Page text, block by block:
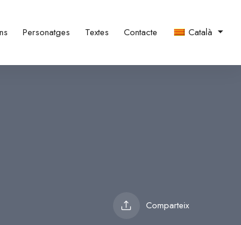
Personatges Textes Contacte Català
Comparteix